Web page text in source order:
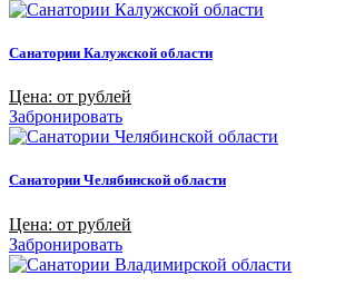
Санатории Калужской области
Цена: от рублей
Забронировать
Санатории Челябинской области
Цена: от рублей
Забронировать